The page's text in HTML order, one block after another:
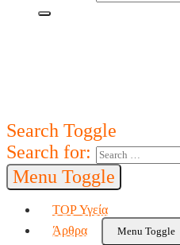
Search Toggle
Search for:
Menu Toggle
TOP Υγεία
Άρθρα
Menu Toggle